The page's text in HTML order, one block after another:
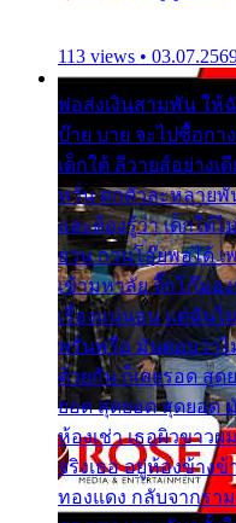
113 views •
พ่อส่งเงินสามพัน ให้
บ๊าย บาย จะไปซื้อกา
เด็กใต้ ลีวายส์อย่างเ
หวั่น ตกตัวละหลายพั
และต้องรู้ว่า เด็กใต้ไ
ยวน กวนโอ๊ยพอได้ เ
เข้ามหาลัย จิ๊กโก๊มอ
เรื่องแน่นอน แต่ฉันไ
พรั่นพรือ มันตอบว่าไ
ด้วยกัน ก็เลยรอด สุ
ยอด สุดยอด สุดยอด
ห้องเช่า เธอผิวขาว
จริงเธอ อยู่ห้องข้างข้
ทองแดง กลับจากรา